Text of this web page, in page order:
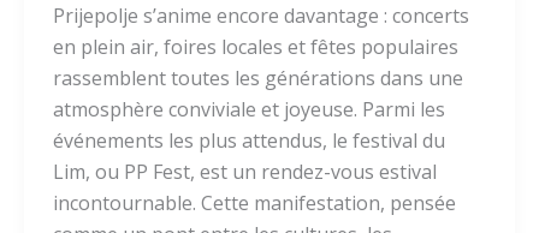
Prijepolje s’anime encore davantage : concerts
en plein air, foires locales et fêtes populaires
rassemblent toutes les générations dans une
atmosphère conviviale et joyeuse. Parmi les
événements les plus attendus, le festival du
Lim, ou PP Fest, est un rendez-vous estival
incontournable. Cette manifestation, pensée